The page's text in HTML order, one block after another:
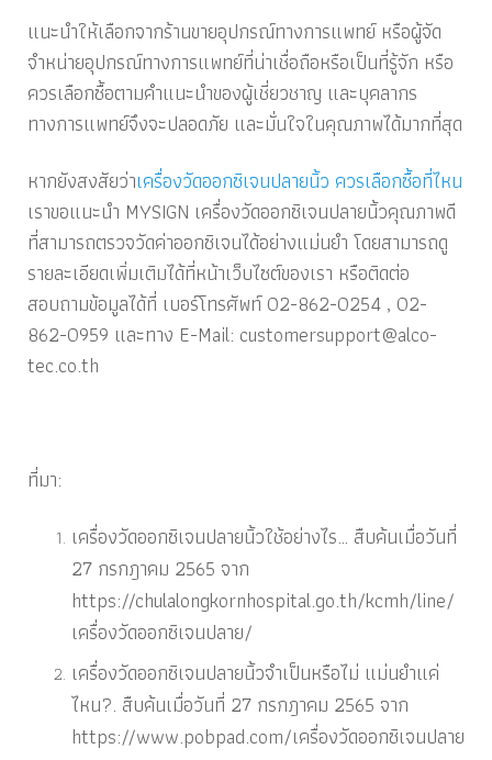
แนะนำให้เลือกจากร้านขายอุปกรณ์ทางการแพทย์ หรือผู้จัด
จำหน่ายอุปกรณ์ทางการแพทย์ที่น่าเชื่อถือหรือเป็นที่รู้จัก หรือ
ควรเลือกซื้อตามคำแนะนำของผู้เชี่ยวชาญ และบุคลากร
ทางการแพทย์จึงจะปลอดภัย และมั่นใจในคุณภาพได้มากที่สุด
หากยังสงสัยว่าเครื่องวัดออกซิเจนปลายนิ้ว ควรเลือกซื้อที่ไหน
เราขอแนะนำ MYSIGN เครื่องวัดออกซิเจนปลายนิ้วคุณภาพดี
ที่สามารถตรวจวัดค่าออกซิเจนได้อย่างแม่นยำ โดยสามารถดู
รายละเอียดเพิ่มเติมได้ที่หน้าเว็บไซต์ของเรา หรือติดต่อ
สอบถามข้อมูลได้ที่ เบอร์โทรศัพท์ 02-862-0254 , 02-
862-0959 และทาง E-Mail: customersupport@alco-
tec.co.th
ที่มา:
เครื่องวัดออกซิเจนปลายนิ้วใช้อย่างไร… สืบค้นเมื่อวันที่
27 กรกฎาคม 2565 จาก
https://chulalongkornhospital.go.th/kcmh/line/
เครื่องวัดออกซิเจนปลาย/
เครื่องวัดออกซิเจนปลายนิ้วจำเป็นหรือไม่ แม่นยำแค่
ไหน?. สืบค้นเมื่อวันที่ 27 กรกฎาคม 2565 จาก
https://www.pobpad.com/เครื่องวัดออกซิเจนปลาย